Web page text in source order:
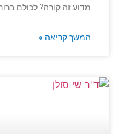
מדוע זה קורה? לכולם
המשך קריאה »